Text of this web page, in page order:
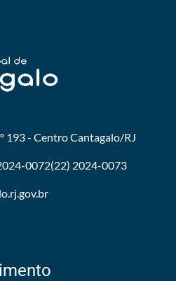
193 - CentroCantagalo/RJ
0072(22) 2024-0073